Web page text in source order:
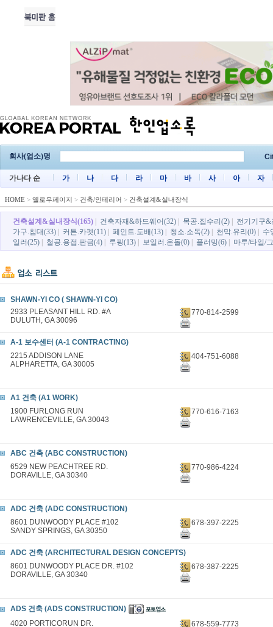
회사(업소)명
가나다 순 가 나 다 라 마 바 사 아 자
HOME > 옐로우페이지 > 건축/인테리어 > 건축설계&실내장식
건축설계&실내장식(165) 건축자재&하드웨어(32) 목공.집수리(2)
전기기구&
가구.침대(33)
커튼.카펫(11) 페인트.도배(13) 청소.소독(2) 천막.유리(0)
수
일러(25)
철공.용접.판금(4) 루핑(13) 보일러.온돌(0) 플러밍(6) 마루/타일/
SHAWN-YI CO ( SHAWN-YI CO)
2933 PLEASANT HILL RD. #A
DULUTH, GA 30096
770-814-2599
A-1 보수센터 (A-1 CONTRACTING)
2215 ADDISON LANE
ALPHARETTA, GA 30005
404-751-6088
A1 건축 (A1 WORK)
1900 FURLONG RUN
LAWRENCEVILLE, GA 30043
770-616-7163
ABC 건축 (ABC CONSTRUCTION)
6529 NEW PEACHTREE RD.
DORAVILLE, GA 30340
770-986-4224
ADC 건축 (ADC CONSTRUCTION)
8601 DUNWOODY PLACE #102
SANDY SPRINGS, GA 30350
678-397-2225
ADC 건축 (ARCHITECTURAL DESIGN CONCEPTS)
8601 DUNWOODY PLACE DR. #102
DORAVILLE, GA 30340
678-387-2225
ADS 건축 (ADS CONSTRUCTION)
4020 PORTICORUN DR.
678-559-7773